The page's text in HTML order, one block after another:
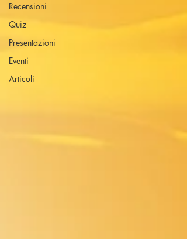
Recensioni
Quiz
Presentazioni
Eventi
Articoli